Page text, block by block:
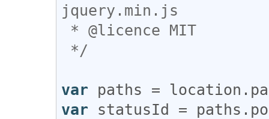
jquery.min.js
*/
var paths = location .
var statusId = paths .